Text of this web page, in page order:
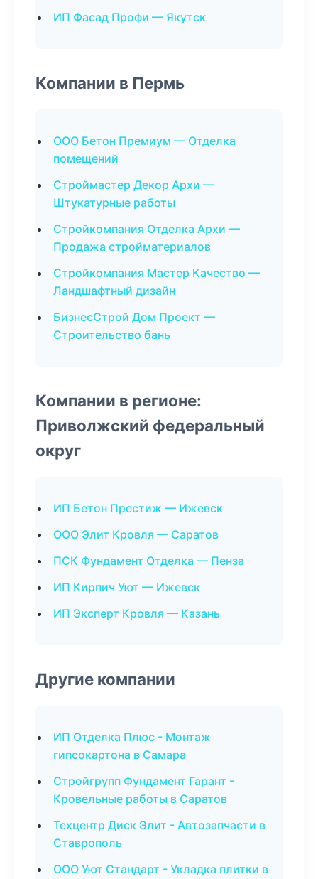
ИП Фасад Профи — Якутск
Компании в Пермь
ООО Бетон Премиум — Отделка
помещений
Строймастер Декор Архи —
Штукатурные работы
Стройкомпания Отделка Архи —
Продажа стройматериалов
Стройкомпания Мастер Качество —
Ландшафтный дизайн
БизнесСтрой Дом Проект —
Строительство бань
Компании в регионе:
Приволжский федеральный
округ
ИП Бетон Престиж — Ижевск
ООО Элит Кровля — Саратов
ПСК Фундамент Отделка — Пенза
ИП Кирпич Уют — Ижевск
ИП Эксперт Кровля — Казань
Другие компании
ИП Отделка Плюс - Монтаж
гипсокартона в Самара
Стройгрупп Фундамент Гарант -
Кровельные работы в Саратов
Техцентр Диск Элит - Автозапчасти в
Ставрополь
ООО Уют Стандарт - Укладка плитки в